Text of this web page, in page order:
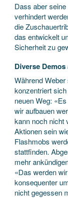
Dass aber
verhindert
die
das entwickelt
Sicherheit zu
Diverse
Während
konzentriert
neuen Weg:
wir aufbauen
kann noch nicht
Aktionen sein
Flashmobs
stattfinden.
mehr
«Das werden
konsequenter
nicht gegessen